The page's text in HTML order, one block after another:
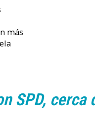
más
SPD, cerca